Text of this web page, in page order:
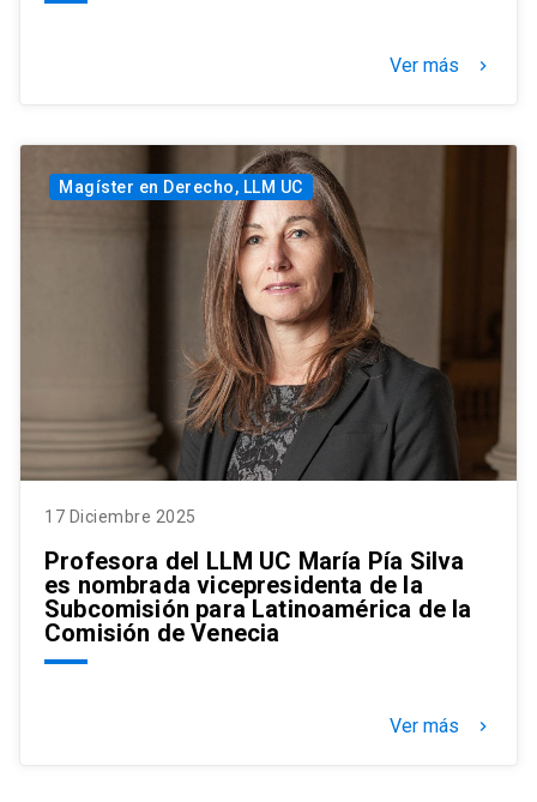
Ver más keyboard_arrow_right
Magíster en Derecho, LLM UC
17 Diciembre 2025
Profesora del LLM UC María Pía Silva
es nombrada vicepresidenta de la
Subcomisión para Latinoamérica de la
Comisión de Venecia
Ver más keyboard_arrow_right